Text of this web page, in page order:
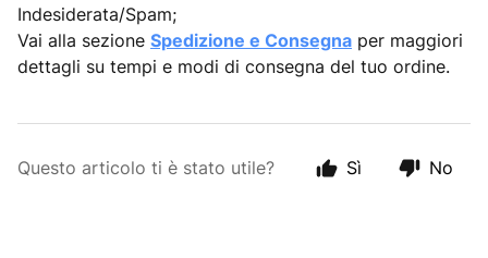
Indesiderata/Spam;
Vai alla sezione Spedizione e Consegna per maggiori
dettagli su tempi e modi di consegna del tuo ordine.
Questo articolo ti è stato utile? Sì No